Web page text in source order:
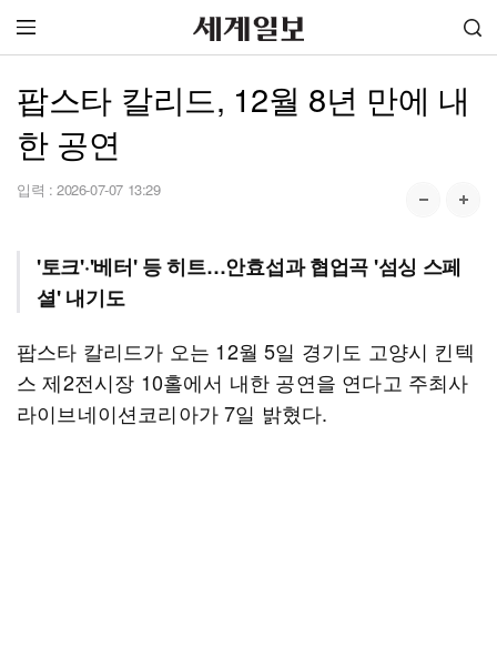
팝스타 칼리드, 12월 8년 만에 내
한 공연
입력 : 2026-07-07 13:29
'토크'·'베터' 등 히트…안효섭과 협업곡 '섬싱 스페
셜' 내기도
팝스타 칼리드가 오는 12월 5일 경기도 고양시 킨텍
스 제2전시장 10홀에서 내한 공연을 연다고 주최사
라이브네이션코리아가 7일 밝혔다.